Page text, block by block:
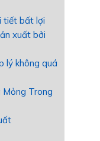
tiết bất lợi
xuất bởi
lý không quá
Mỏng Trong